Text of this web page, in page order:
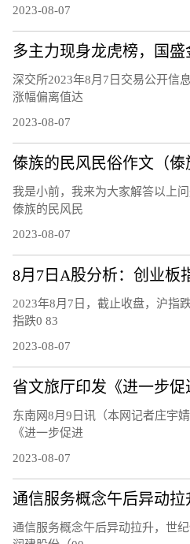
2023-08-07
多主力现身龙虎榜，国盛
深交所2023年8月7日交易公开信
涨幅偏离值达
2023-08-07
傣族的民风民俗作文（傣
我是小前，我来为大家解答以上
傣族的民风民
2023-08-07
2023年8月7日，截止收盘，沪指
指跌0 83
2023-08-07
东南网8月9日讯（本网记者庄宇
《进一步促进
2023-08-07
通信服务概念午后异动拉
通信服务概念午后异动拉升，世纪